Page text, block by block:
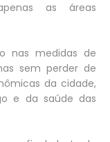
as áreas
nas medidas de
sem perder de
da cidade,
e da saúde das